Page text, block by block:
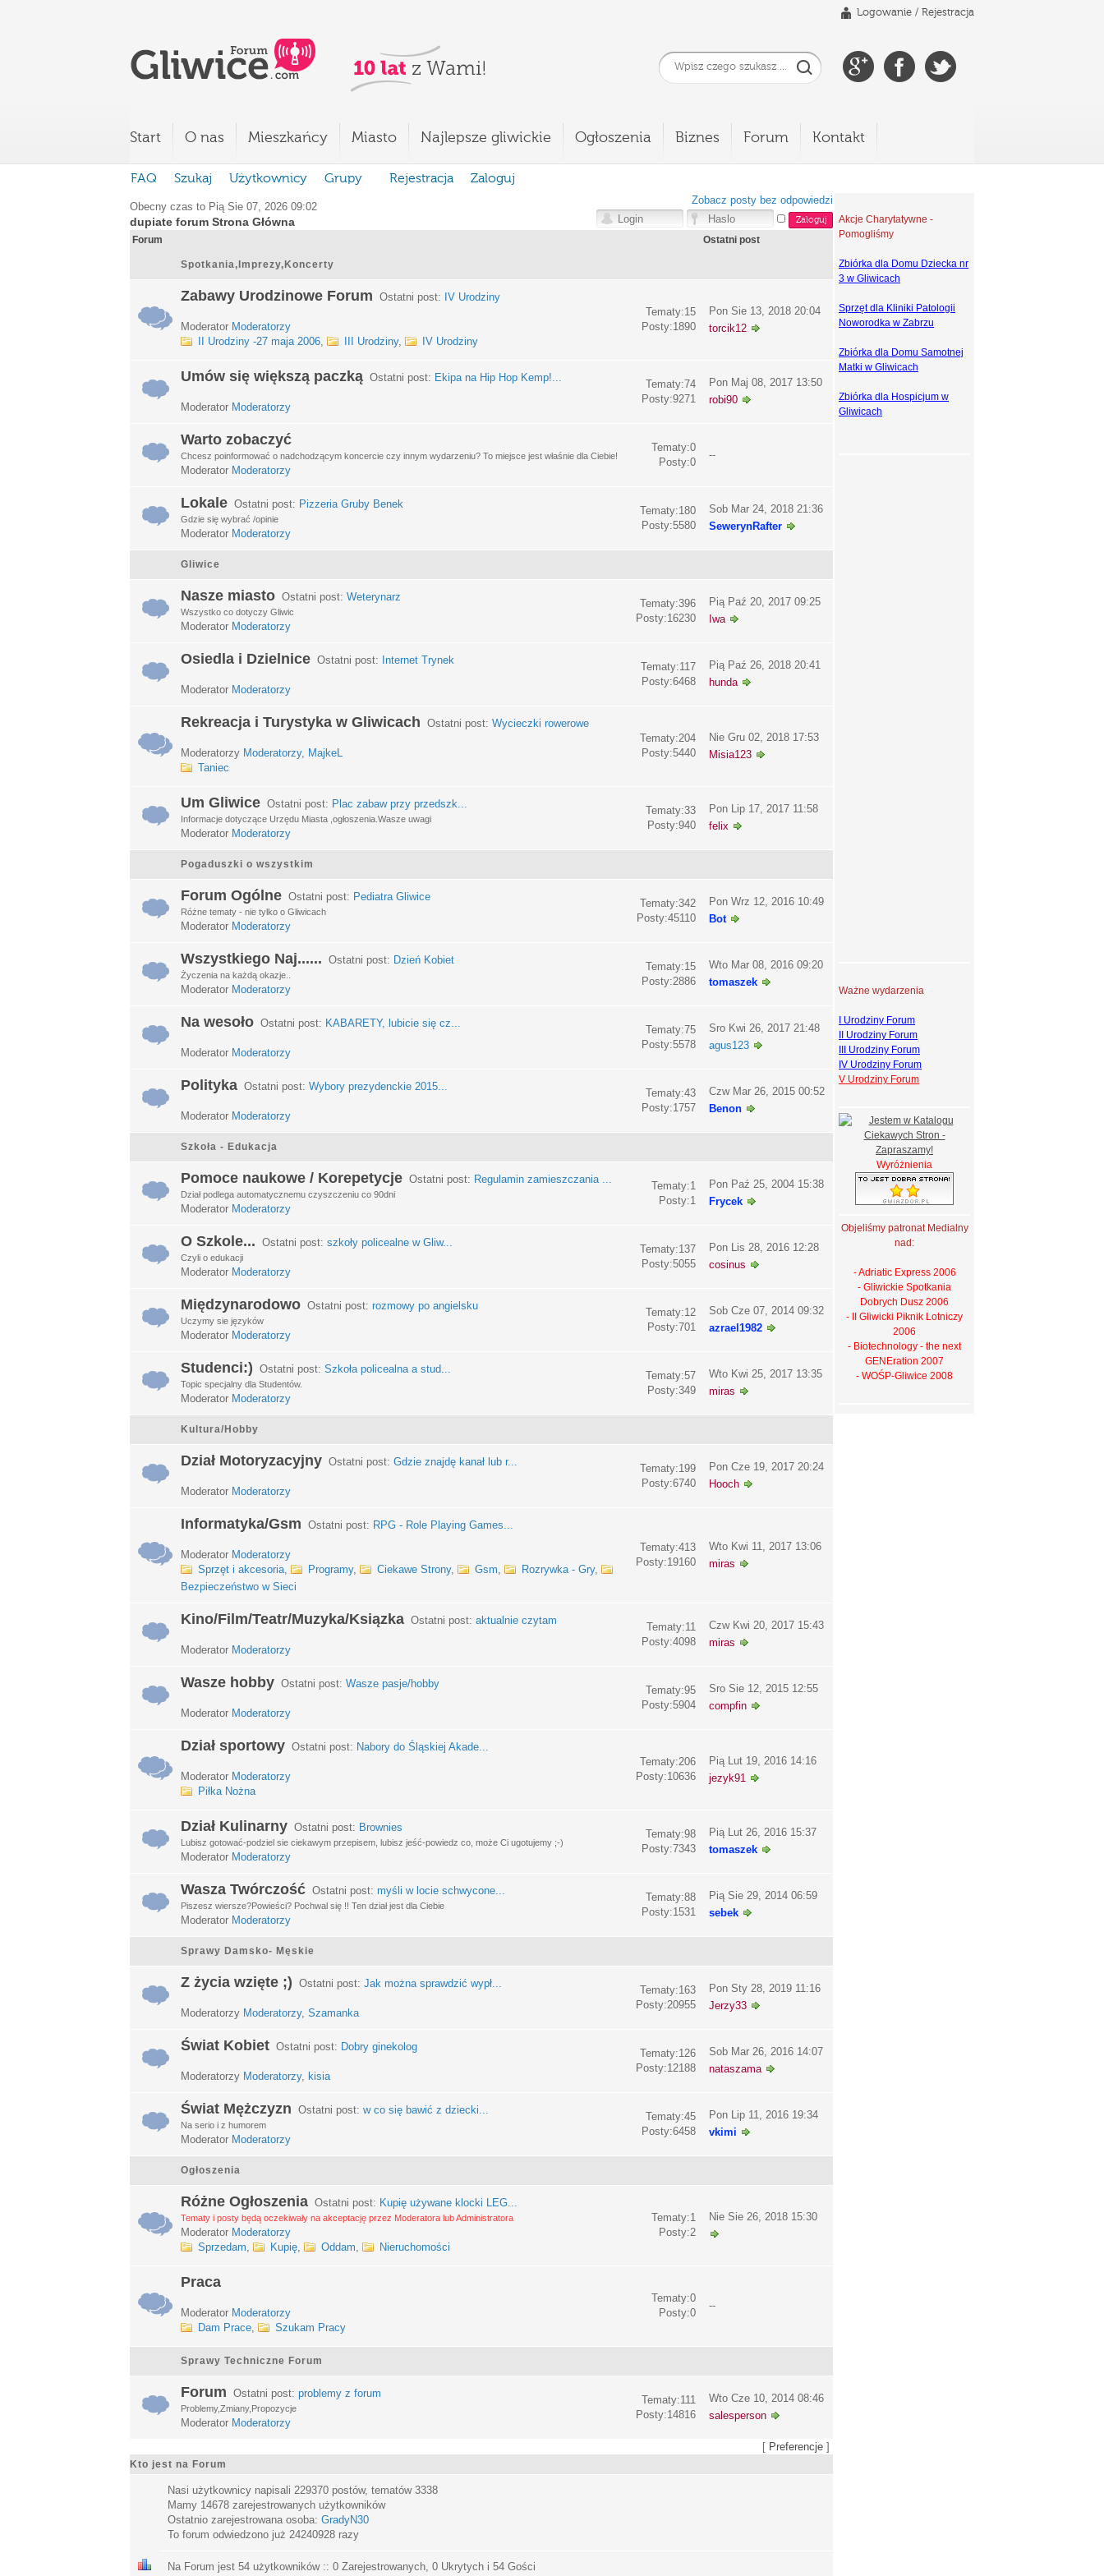
Logowanie / Rejestracja
Start O nas Mieszkańcy Miasto Najlepsze gliwickie Ogłoszenia Biznes Forum Kontakt
FAQ Szukaj Użytkownicy Grupy Rejestracja Zaloguj
Obecny czas to Pią Sie 07, 2026 09:02
dupiate forum Strona Główna
Zobacz posty bez odpowiedzi
Forum Ostatni post
Spotkania,Imprezy,Koncerty
Zabawy Urodzinowe Forum Ostatni post: IV Urodziny
Moderator Moderatorzy
II Urodziny -27 maja 2006, III Urodziny, IV Urodziny
Tematy:15
Posty:1890
Pon Sie 13, 2018 20:04
torcik12
Umów się większą paczką Ostatni post: Ekipa na Hip Hop Kemp!...
Moderator Moderatorzy
Tematy:74
Posty:9271
Pon Maj 08, 2017 13:50
robi90
Warto zobaczyć
Chcesz poinformować o nadchodzącym koncercie czy innym wydarzeniu? To miejsce jest właśnie dla Ciebie!
Moderator Moderatorzy
Tematy:0
Posty:0
--
Lokale Ostatni post: Pizzeria Gruby Benek
Gdzie się wybrać /opinie
Moderator Moderatorzy
Tematy:180
Posty:5580
Sob Mar 24, 2018 21:36
SewerynRafter
Gliwice
Nasze miasto Ostatni post: Weterynarz
Wszystko co dotyczy Gliwic
Moderator Moderatorzy
Tematy:396
Posty:16230
Pią Paź 20, 2017 09:25
Iwa
Osiedla i Dzielnice Ostatni post: Internet Trynek
Moderator Moderatorzy
Tematy:117
Posty:6468
Pią Paź 26, 2018 20:41
hunda
Rekreacja i Turystyka w Gliwicach Ostatni post: Wycieczki rowerowe
Moderatorzy Moderatorzy, MajkeL
Taniec
Tematy:204
Posty:5440
Nie Gru 02, 2018 17:53
Misia123
Um Gliwice Ostatni post: Plac zabaw przy przedszk...
Informacje dotyczące Urzędu Miasta ,ogłoszenia.Wasze uwagi
Moderator Moderatorzy
Tematy:33
Posty:940
Pon Lip 17, 2017 11:58
felix
Pogaduszki o wszystkim
Forum Ogólne Ostatni post: Pediatra Gliwice
Różne tematy - nie tylko o Gliwicach
Moderator Moderatorzy
Tematy:342
Posty:45110
Pon Wrz 12, 2016 10:49
Bot
Wszystkiego Naj...... Ostatni post: Dzień Kobiet
Życzenia na każdą okazje..
Moderator Moderatorzy
Tematy:15
Posty:2886
Wto Mar 08, 2016 09:20
tomaszek
Na wesoło Ostatni post: KABARETY, lubicie się cz...
Moderator Moderatorzy
Tematy:75
Posty:5578
Sro Kwi 26, 2017 21:48
agus123
Polityka Ostatni post: Wybory prezydenckie 2015...
Moderator Moderatorzy
Tematy:43
Posty:1757
Czw Mar 26, 2015 00:52
Benon
Szkoła - Edukacja
Pomoce naukowe / Korepetycje Ostatni post: Regulamin zamieszczania ...
Dział podlega automatycznemu czyszczeniu co 90dni
Moderator Moderatorzy
Tematy:1
Posty:1
Pon Paź 25, 2004 15:38
Frycek
O Szkole... Ostatni post: szkoły policealne w Gliw...
Czyli o edukacji
Moderator Moderatorzy
Tematy:137
Posty:5055
Pon Lis 28, 2016 12:28
cosinus
Międzynarodowo Ostatni post: rozmowy po angielsku
Uczymy sie języków
Moderator Moderatorzy
Tematy:12
Posty:701
Sob Cze 07, 2014 09:32
azrael1982
Studenci:) Ostatni post: Szkoła policealna a stud...
Topic specjalny dla Studentów.
Moderator Moderatorzy
Tematy:57
Posty:349
Wto Kwi 25, 2017 13:35
miras
Kultura/Hobby
Dział Motoryzacyjny Ostatni post: Gdzie znajdę kanał lub r...
Moderator Moderatorzy
Tematy:199
Posty:6740
Pon Cze 19, 2017 20:24
Hooch
Informatyka/Gsm Ostatni post: RPG - Role Playing Games...
Moderator Moderatorzy
Sprzęt i akcesoria, Programy, Ciekawe Strony, Gsm, Rozrywka - Gry,
Bezpieczeństwo w Sieci
Tematy:413
Posty:19160
Wto Kwi 11, 2017 13:06
miras
Kino/Film/Teatr/Muzyka/Ksiązka Ostatni post: aktualnie czytam
Moderator Moderatorzy
Tematy:11
Posty:4098
Czw Kwi 20, 2017 15:43
miras
Wasze hobby Ostatni post: Wasze pasje/hobby
Moderator Moderatorzy
Tematy:95
Posty:5904
Sro Sie 12, 2015 12:55
compfin
Dział sportowy Ostatni post: Nabory do Śląskiej Akade...
Moderator Moderatorzy
Piłka Nożna
Tematy:206
Posty:10636
Pią Lut 19, 2016 14:16
jezyk91
Dział Kulinarny Ostatni post: Brownies
Lubisz gotować-podziel sie ciekawym przepisem, lubisz jeść-powiedz co, może Ci ugotujemy ;-)
Moderator Moderatorzy
Tematy:98
Posty:7343
Pią Lut 26, 2016 15:37
tomaszek
Wasza Twórczość Ostatni post: myśli w locie schwycone...
Piszesz wiersze?Powieści? Pochwal się !! Ten dział jest dla Ciebie
Moderator Moderatorzy
Tematy:88
Posty:1531
Pią Sie 29, 2014 06:59
sebek
Sprawy Damsko- Męskie
Z życia wzięte ;) Ostatni post: Jak można sprawdzić wypł...
Moderatorzy Moderatorzy, Szamanka
Tematy:163
Posty:20955
Pon Sty 28, 2019 11:16
Jerzy33
Świat Kobiet Ostatni post: Dobry ginekolog
Moderatorzy Moderatorzy, kisia
Tematy:126
Posty:12188
Sob Mar 26, 2016 14:07
nataszama
Świat Mężczyzn Ostatni post: w co się bawić z dziecki...
Na serio i z humorem
Moderator Moderatorzy
Tematy:45
Posty:6458
Pon Lip 11, 2016 19:34
vkimi
Ogłoszenia
Różne Ogłoszenia Ostatni post: Kupię używane klocki LEG...
Tematy i posty będą oczekiwały na akceptację przez Moderatora lub Administratora
Moderator Moderatorzy
Sprzedam, Kupię, Oddam, Nieruchomości
Tematy:1
Posty:2
Nie Sie 26, 2018 15:30
Praca
Moderator Moderatorzy
Dam Prace, Szukam Pracy
Tematy:0
Posty:0
--
Sprawy Techniczne Forum
Forum Ostatni post: problemy z forum
Problemy,Zmiany,Propozycje
Moderator Moderatorzy
Tematy:111
Posty:14816
Wto Cze 10, 2014 08:46
salesperson
[ Preferencje ]
Kto jest na Forum
Nasi użytkownicy napisali 229370 postów, tematów 3338
Mamy 14678 zarejestrowanych użytkowników
Ostatnio zarejestrowana osoba: GradyN30
To forum odwiedzono już 24240928 razy
Na Forum jest 54 użytkowników :: 0 Zarejestrowanych, 0 Ukrytych i 54 Gości
Akcje Charytatywne -
Pomogliśmy
Zbiórka dla Domu Dziecka nr
3 w Gliwicach
Sprzęt dla Kliniki Patologii
Noworodka w Zabrzu
Zbiórka dla Domu Samotnej
Matki w Gliwicach
Zbiórka dla Hospicjum w
Gliwicach
Ważne wydarzenia
I Urodziny Forum
II Urodziny Forum
III Urodziny Forum
IV Urodziny Forum
V Urodziny Forum
Wyróżnienia
Objeliśmy patronat Medialny
nad:
- Adriatic Express 2006
- Gliwickie Spotkania
Dobrych Dusz 2006
- II Gliwicki Piknik Lotniczy
2006
- Biotechnology - the next
GENEration 2007
- WOŚP-Gliwice 2008